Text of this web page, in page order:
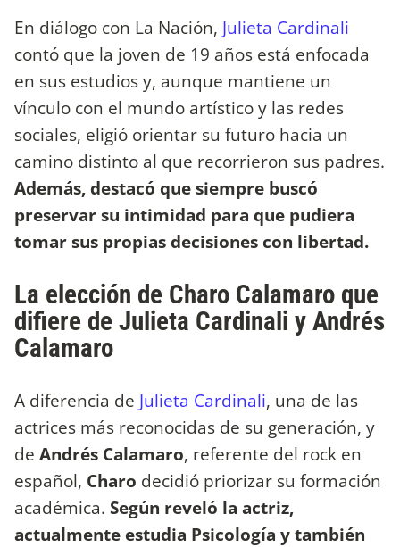
En diálogo con La Nación, Julieta Cardinali
contó que la joven de 19 años está enfocada
en sus estudios y, aunque mantiene un
vínculo con el mundo artístico y las redes
sociales, eligió orientar su futuro hacia un
camino distinto al que recorrieron sus padres.
Además, destacó que siempre buscó
preservar su intimidad para que pudiera
tomar sus propias decisiones con libertad.
La elección de Charo Calamaro que
difiere de Julieta Cardinali y Andrés
Calamaro
A diferencia de Julieta Cardinali, una de las
actrices más reconocidas de su generación, y
de Andrés Calamaro, referente del rock en
español, Charo decidió priorizar su formación
académica. Según reveló la actriz,
actualmente estudia Psicología y también